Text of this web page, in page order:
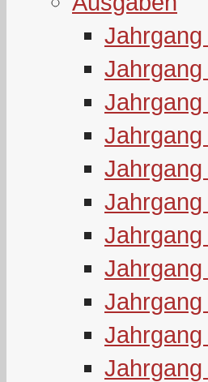
Jahrgang
Jahrgang
Jahrgang
Jahrgang
Jahrgang
Jahrgang
Jahrgang
Jahrgang
Jahrgang
Jahrgang